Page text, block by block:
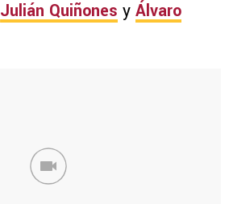
Julián Quiñones y Álvaro